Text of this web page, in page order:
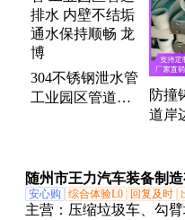
304不锈钢泄水管
工业园区管道排
防撞
道岸
随州市王力汽车装备制造
安心购 综合体验L0 回复及时
主营： 压缩垃圾车、勾